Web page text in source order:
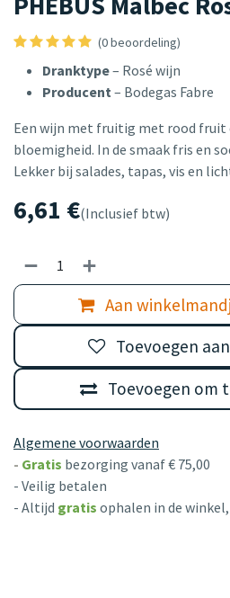
(0 beoordeling)
Dranktype– Rosé wijn
Producent– Bodegas Fabre
Een wijn met fruitig met rood fruit
bloemigheid. In de smaak fris en
Lekker bij salades, tapas, vis en
6,61 €(Inclusief btw)
Aan
Toevoegen om
Toevoegen
Algemene voorwaarden
- Gratis bezorging vanaf € 75,00
- Veilig betalen
- Altijd gratis ophalen in de winkel,